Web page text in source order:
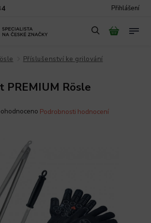
Přihlášení
Příslušenství ke grilování
PREMIUM Rösle
Podrobnosti hodnocení